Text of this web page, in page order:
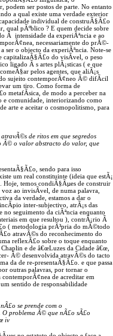
podem ser postos de parte. No entanto
a qual existe uma verdade exterior
individual de construÃ§Ã£o
qual pÃºblico ? E quem decide sobre
Ã intensidade da experiÃªncia e ao
necessariamente do prÃ©-
ser o objecto da experiÃªncia. Note-se
capitalizaÃ§Ã£o do visÃ­vel, o peso
ligado Ã s artes plÃ¡sticas ( e que
pelos agentes, que aliÃ¡s
sujeito contemporÃ¢neo Ã© difÃ­cil
um tiro. Como forma de
metafÃ­sica, de modo a perceber na
e comunidade, interiorizando como
arte e aceitar o cosmopolitismo, para
de ritos em que segredos
Ã© o valor abstracto do valor, que
sendo para isso
um real constituinte (ideia que estÃ¡
temos condiÃ§Ãµes de construir
ao invisÃ­vel, de numa palavra,
da verdade, estamos a dar o
inter-subjectivo, atrÃ¡s das
seguimento da ciÃªncia enquanto
em que resultou ), contrÃ¡rio Ã
( metodologia prÃ³pria do mÃ©todo
atravÃ©s do reconhecimento do
reflexÃ£o sobre o toque enquanto
e de â€œLuzes da Cidade â€œ,
Ã© desenvolvida atravÃ©s do tacto
da de re-presentaÃ§Ã£o. e que passa
outras palavras, por tornar o
de acreditar em
sentido de responsabilidade
se prende com o
O problema Ã© que nÃ£o sÃ£o
iv